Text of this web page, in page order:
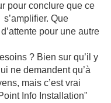
pour conclure que ce
Que
pour une autre
? Bien sur qu’il y
ne demandent qu’à
mais c’est vrai
Info Installation"